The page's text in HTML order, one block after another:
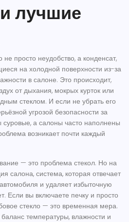
лучшие
не просто неудобство, а конденсат,
на холодной поверхности из-за
в салоне. Это происходит,
от дыхания, мокрых курток или
стеклом. И если не убрать его
угрозой безопасности за
суровые, а салоны часто наполнены
возникает почти каждый
— это проблема стекол. Но на
салона, система, которая отвечает
и удаляет избыточную
Если вы включаете печку и просто
стекло — это временная мера.
температуры, влажности и